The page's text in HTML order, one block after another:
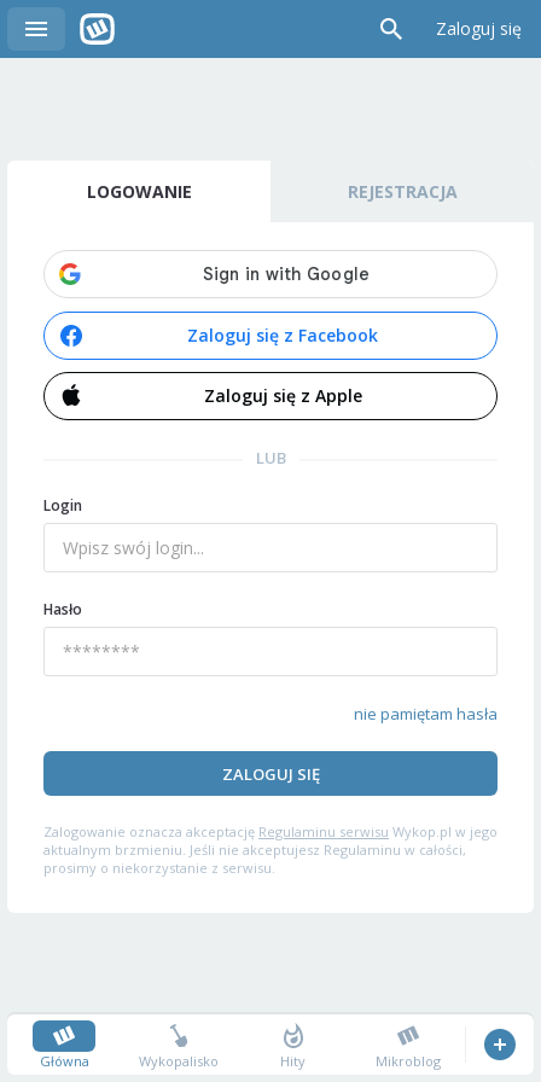
Zaloguj się
LOGOWANIE REJESTRACJA
Zaloguj się z Facebook
Zaloguj się z Apple
LUB
Login
Hasło
nie pamiętam hasła
ZALOGUJ SIĘ
Zalogowanie oznacza akceptację Regulaminu serwisu Wykop.pl w jego
aktualnym brzmieniu. Jeśli nie akceptujesz Regulaminu w całości,
prosimy o niekorzystanie z serwisu.
Główna Wykopalisko Hity Mikroblog